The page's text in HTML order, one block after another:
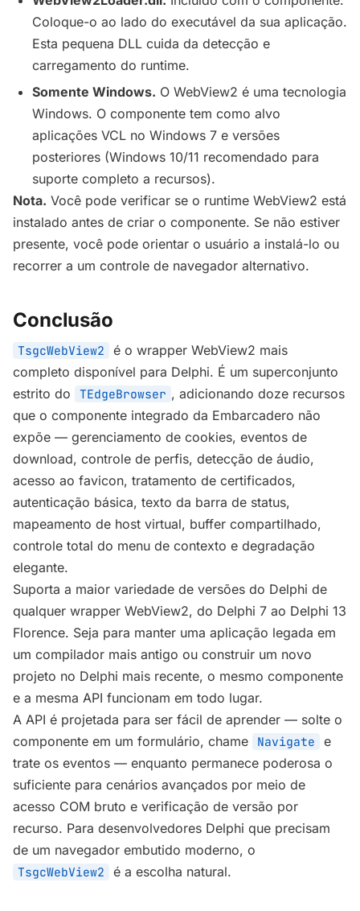
Coloque-o ao lado do executável da sua aplicação.
Esta pequena DLL cuida da detecção e
carregamento do runtime.
Somente Windows. O WebView2 é uma tecnologia
Windows. O componente tem como alvo
aplicações VCL no Windows 7 e versões
posteriores (Windows 10/11 recomendado para
suporte completo a recursos).
Nota. Você pode verificar se o runtime WebView2 está
instalado antes de criar o componente. Se não estiver
presente, você pode orientar o usuário a instalá-lo ou
recorrer a um controle de navegador alternativo.
Conclusão
TsgcWebView2
é o wrapper WebView2 mais
completo disponível para Delphi. É um superconjunto
estrito do
TEdgeBrowser , adicionando doze recursos
que o componente integrado da Embarcadero não
expõe — gerenciamento de cookies, eventos de
download, controle de perfis, detecção de áudio,
acesso ao favicon, tratamento de certificados,
autenticação básica, texto da barra de status,
mapeamento de host virtual, buffer compartilhado,
controle total do menu de contexto e degradação
elegante.
Suporta a maior variedade de versões do Delphi de
qualquer wrapper WebView2, do Delphi 7 ao Delphi 13
Florence. Seja para manter uma aplicação legada em
um compilador mais antigo ou construir um novo
projeto no Delphi mais recente, o mesmo componente
e a mesma API funcionam em todo lugar.
A API é projetada para ser fácil de aprender — solte o
componente em um formulário, chame
Navigate
e
trate os eventos — enquanto permanece poderosa o
suficiente para cenários avançados por meio de
acesso COM bruto e verificação de versão por
recurso. Para desenvolvedores Delphi que precisam
de um navegador embutido moderno, o
TsgcWebView2 é a escolha natural.